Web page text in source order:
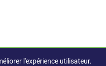
l'expérience utilisateur.